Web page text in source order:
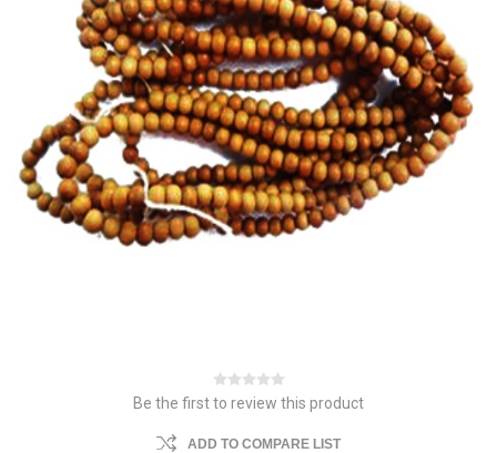
Be the first to review this product
ADD TO COMPARE LIST